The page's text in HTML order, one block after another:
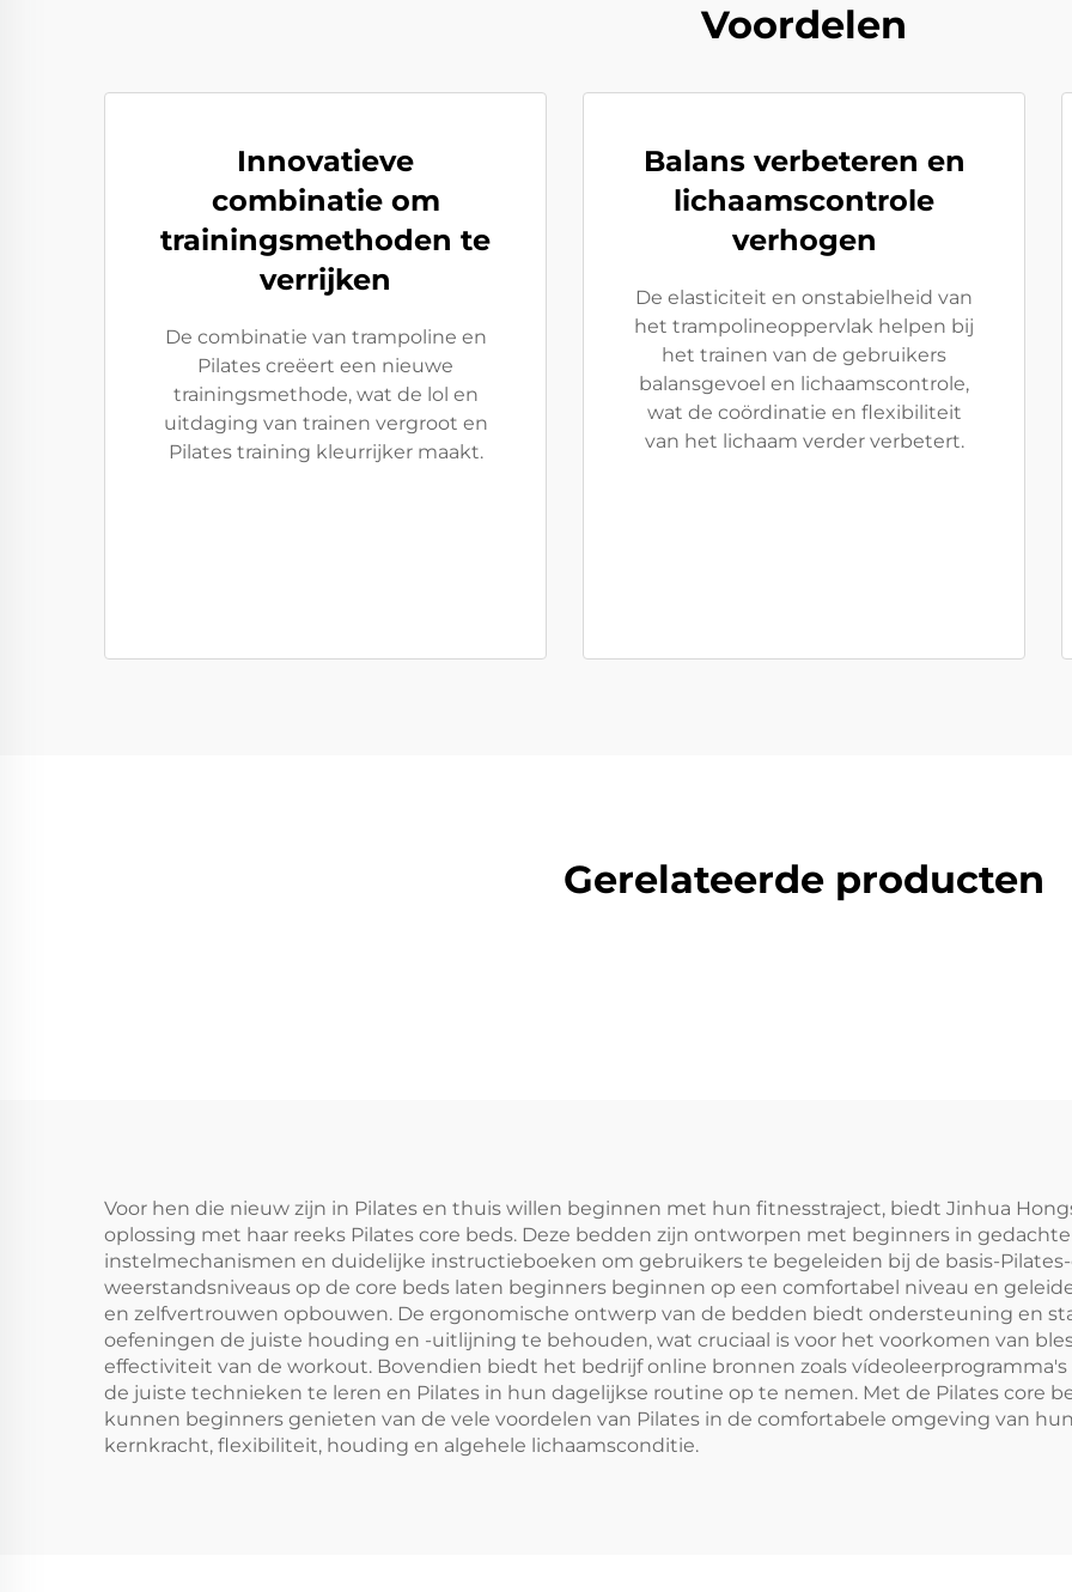
Voordelen
Innovatieve
combinatie om
trainingsmethoden te
verrijken
De combinatie van trampoline en
Pilates creëert een nieuwe
trainingsmethode, wat de lol en
uitdaging van trainen vergroot en
Pilates training kleurrijker maakt.
Balans verbeteren en
lichaamscontrole
verhogen
De elasticiteit en onstabielheid van
het trampolineoppervlak helpen bij
het trainen van de gebruikers
balansgevoel en lichaamscontrole,
wat de coördinatie en flexibiliteit
van het lichaam verder verbetert.
Gerelateerde producten
Voor hen die nieuw zijn in Pilates en thuis willen beginnen met hun fitnesstraject, biedt Jinhua
oplossing met haar reeks Pilates core beds. Deze bedden zijn ontworpen met beginners in
instelmechanismen en duidelijke instructieboeken om gebruikers te begeleiden bij de basis-
weerstandsniveaus op de core beds laten beginners beginnen op een comfortabel niveau en
en zelfvertrouwen opbouwen. De ergonomische ontwerp van de bedden biedt ondersteuning en
oefeningen de juiste houding en -uitlijning te behouden, wat cruciaal is voor het voorkomen van
effectiviteit van de workout. Bovendien biedt het bedrijf online bronnen zoals
de juiste technieken te leren en Pilates in hun dagelijkse routine op te nemen. Met de Pilates core
kunnen beginners genieten van de vele voordelen van Pilates in de comfortabele omgeving van
kernkracht, flexibiliteit, houding en algehele lichaamsconditie.